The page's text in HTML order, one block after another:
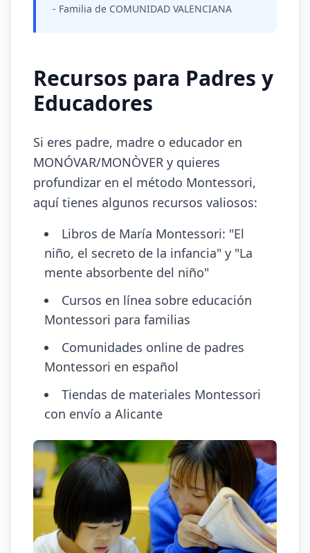
- Familia de COMUNIDAD VALENCIANA
Recursos para Padres y
Educadores
Si eres padre, madre o educador en
MONÓVAR/MONÒVER y quieres
profundizar en el método Montessori,
aquí tienes algunos recursos valiosos:
Libros de María Montessori: "El
niño, el secreto de la infancia" y "La
mente absorbente del niño"
Cursos en línea sobre educación
Montessori para familias
Comunidades online de padres
Montessori en español
Tiendas de materiales Montessori
con envío a Alicante